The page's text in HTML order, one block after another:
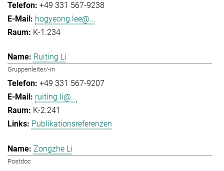
+49 331 567-9238
hogyeong.lee@...
K-1.234
Ruiting Li
Gruppenleiter/-in
+49 331 567-9207
ruiting.li@...
K-2.241
Publikationsreferenzen
Zongzhe Li
Postdoc